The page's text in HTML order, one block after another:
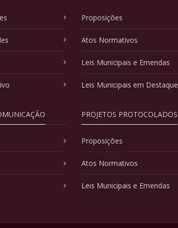
Proposições
Atos Normativos
Leis Municipais e Emendas
Leis Municipais em Destaque
PROJETOS PROTOCOLADOS
Proposições
Atos Normativos
Leis Municipais e Emendas